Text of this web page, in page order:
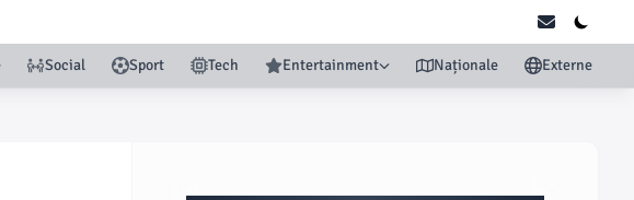
Social Sport Tech Entertainment Naționale Externe